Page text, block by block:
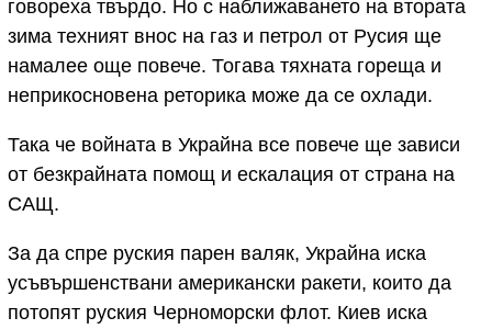
говореха твърдо. Но с наближаването на втората
зима техният внос на газ и петрол от Русия ще
намалее още повече. Тогава тяхната гореща и
неприкосновена реторика може да се охлади.
Така че войната в Украйна все повече ще зависи
от безкрайната помощ и ескалация от страна на
САЩ.
За да спре руския парен валяк, Украйна иска
усъвършенствани американски ракети, които да
потопят руския Черноморски флот. Киев иска